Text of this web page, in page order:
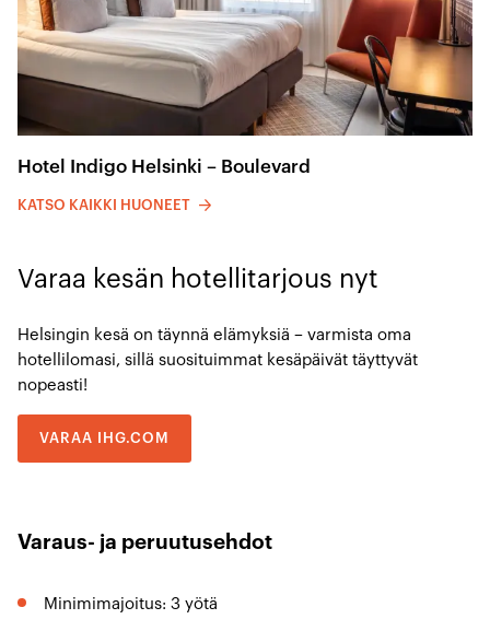
Hotel Indigo Helsinki – Boulevard
KATSO KAIKKI HUONEET
Varaa kesän hotellitarjous nyt
Helsingin kesä on täynnä elämyksiä – varmista oma
hotellilomasi, sillä suosituimmat kesäpäivät täyttyvät
nopeasti!
VARAA IHG.COM
Varaus- ja peruutusehdot
Minimimajoitus: 3 yötä